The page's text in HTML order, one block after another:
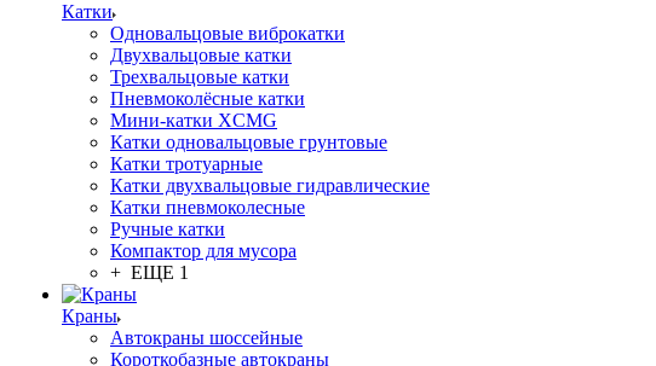
Катки
Одновальцовые виброкатки
Двухвальцовые катки
Трехвальцовые катки
Пневмоколёсные катки
Мини-катки XCMG
Катки одновальцовые грунтовые
Катки тротуарные
Катки двухвальцовые гидравлические
Катки пневмоколесные
Ручные катки
Компактор для мусора
+ ЕЩЕ 1
Краны
Автокраны шоссейные
Короткобазные автокраны